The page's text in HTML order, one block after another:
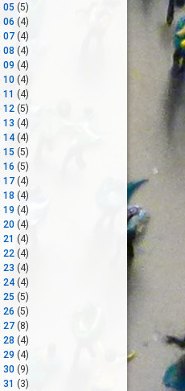
Decreto-Ley 20/2020)
05 (5)
06 (4)
07(4)
08 (4)
09 (4)
10(4)
11 (4)
12(5)
13 (4)
14(4)
15 (5)
16 (5)
17(4)
18 (4)
19 (4)
20(4)
21 (4)
22(4)
23 (4)
24(4)
25 (5)
26 (5)
27(8)
28 (4)
29 (4)
30(9)
31 (3)